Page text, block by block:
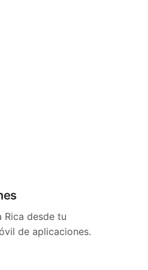
Rica desde tu
de aplicaciones.